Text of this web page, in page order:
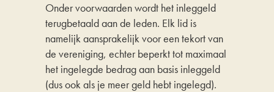
Onder voorwaarden wordt het inleggeld
terugbetaald aan de leden. Elk lid is
namelijk aansprakelijk voor een tekort van
de vereniging, echter beperkt tot maximaal
het ingelegde bedrag aan basis inleggeld
(dus ook als je meer geld hebt ingelegd).